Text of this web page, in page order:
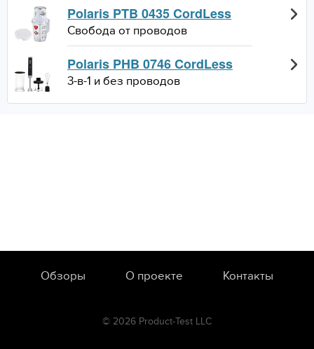
Polaris PTB 0435 CordLess
Свобода от проводов
Polaris PHB 0746 CordLess
3-в-1 и без проводов
Обзоры О проекте Контакты
© 2026 Product-Test LLC